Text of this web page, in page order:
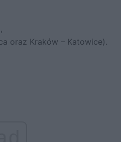
oraz Kraków – Katowice).